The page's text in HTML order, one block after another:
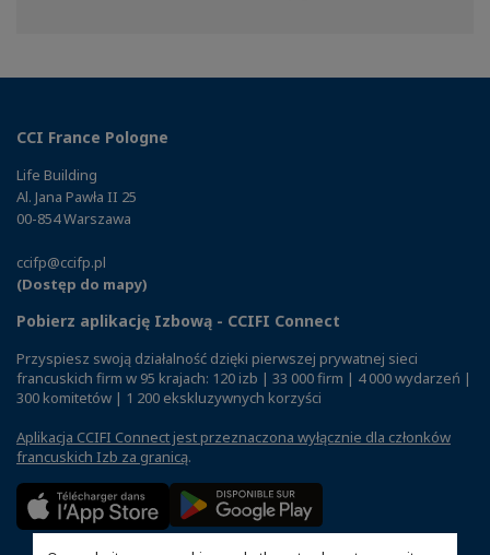
CCI France Pologne
Life Building
Al. Jana Pawła II 25
00-854 Warszawa
ccifp@ccifp.pl
(Dostęp do mapy)
Pobierz aplikację Izbową - CCIFI Connect
Przyspiesz swoją działalność dzięki pierwszej prywatnej sieci
francuskich firm w 95 krajach: 120 izb | 33 000 firm | 4 000 wydarzeń |
300 komitetów | 1 200 ekskluzywnych korzyści
Aplikacja CCIFI Connect jest przeznaczona wyłącznie dla członków
francuskich Izb za granicą.